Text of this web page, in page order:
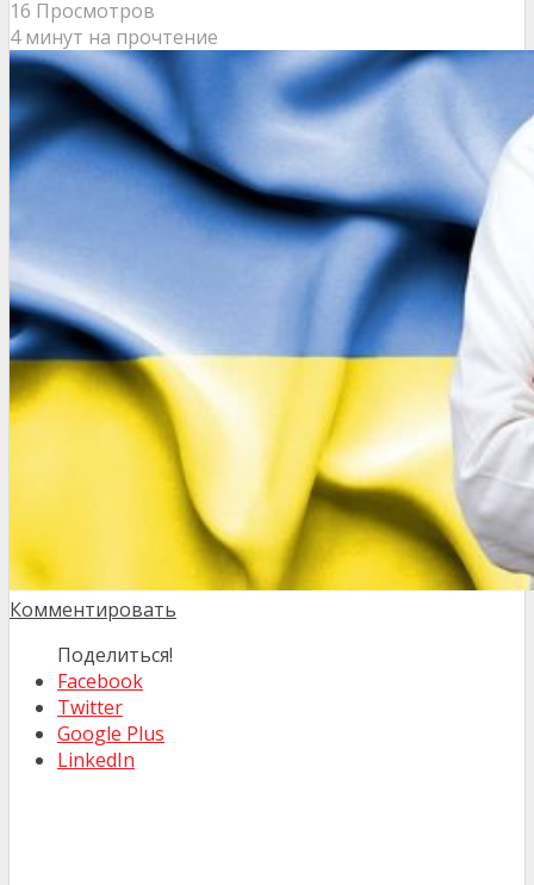
16 Просмотров
4 минут на прочтение
Комментировать
Поделиться!
Facebook
Twitter
Google Plus
LinkedIn